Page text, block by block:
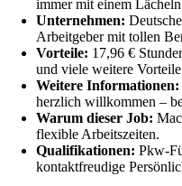
immer mit einem
Unternehmen:
Arbeitgeber mit tollen
Vorteile: 17,96 €
und viele weitere
Weitere Informationen:
herzlich willkommen –
Warum dieser Job:
flexible Arbeitszeiten.
Qualifikationen: Pkw-
kontaktfreudige